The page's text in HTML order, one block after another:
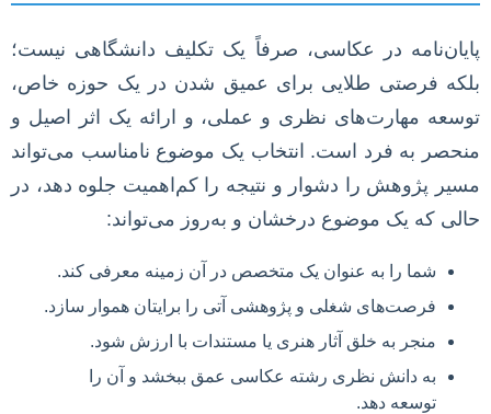
پایان‌نامه در عکاسی، صرفاً یک تکلیف دانشگاهی نیست؛
بلکه فرصتی طلایی برای عمیق شدن در یک حوزه خاص،
توسعه مهارت‌های نظری و عملی، و ارائه یک اثر اصیل و
منحصر به فرد است. انتخاب یک موضوع نامناسب می‌تواند
مسیر پژوهش را دشوار و نتیجه را کم‌اهمیت جلوه دهد، در
حالی که یک موضوع درخشان و به‌روز می‌تواند:
شما را به عنوان یک متخصص در آن زمینه معرفی کند.
فرصت‌های شغلی و پژوهشی آتی را برایتان هموار سازد.
منجر به خلق آثار هنری یا مستندات با ارزش شود.
به دانش نظری رشته عکاسی عمق ببخشد و آن را
توسعه دهد.